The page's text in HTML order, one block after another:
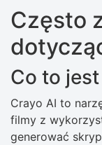
Często
Co to
Crayo AI to
filmy z
generować